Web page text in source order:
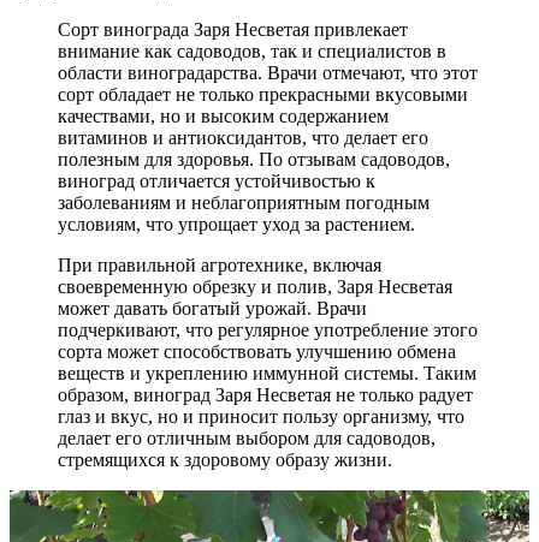
Сорт винограда Заря Несветая привлекает
внимание как садоводов, так и специалистов в
области виноградарства. Врачи отмечают, что этот
сорт обладает не только прекрасными вкусовыми
качествами, но и высоким содержанием
витаминов и антиоксидантов, что делает его
полезным для здоровья. По отзывам садоводов,
виноград отличается устойчивостью к
заболеваниям и неблагоприятным погодным
условиям, что упрощает уход за растением.
При правильной агротехнике, включая
своевременную обрезку и полив, Заря Несветая
может давать богатый урожай. Врачи
подчеркивают, что регулярное употребление этого
сорта может способствовать улучшению обмена
веществ и укреплению иммунной системы. Таким
образом, виноград Заря Несветая не только радует
глаз и вкус, но и приносит пользу организму, что
делает его отличным выбором для садоводов,
стремящихся к здоровому образу жизни.